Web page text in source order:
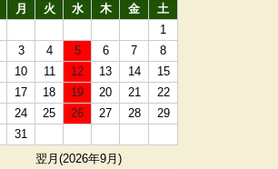
月 火 水 木 金
土
1
3 4 5 6 7
8
10 11 12 13 14
15
17 18 19 20 21
22
24 25 26 27 28
29
31
翌月(2026年9月)